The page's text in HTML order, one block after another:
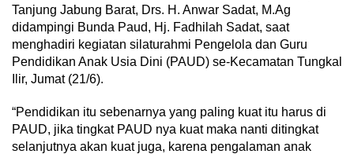
Tanjung Jabung Barat, Drs. H. Anwar Sadat, M.Ag
didampingi Bunda Paud, Hj. Fadhilah Sadat, saat
menghadiri kegiatan silaturahmi Pengelola dan Guru
Pendidikan Anak Usia Dini (PAUD) se-Kecamatan Tungkal
Ilir, Jumat (21/6).
“Pendidikan itu sebenarnya yang paling kuat itu harus di
PAUD, jika tingkat PAUD nya kuat maka nanti ditingkat
selanjutnya akan kuat juga, karena pengalaman anak